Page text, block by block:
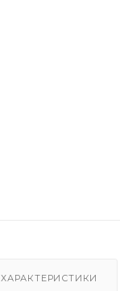
ХАРАКТЕРИСТИКИ